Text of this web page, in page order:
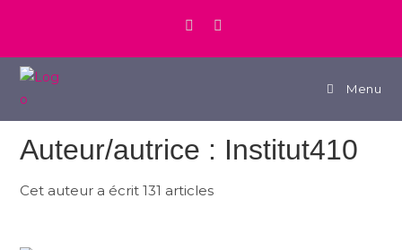
Menu
Auteur/autrice : Institut410
Cet auteur a écrit 131 articles